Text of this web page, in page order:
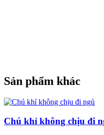
Sản phẩm khác
Chú khỉ không chịu đi